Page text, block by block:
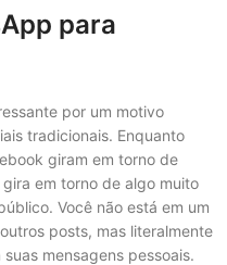
para
por um motivo
tradicionais. Enquanto
giram em torno de
em torno de algo muito
Você não está em um
posts, mas literalmente
mensagens pessoais.